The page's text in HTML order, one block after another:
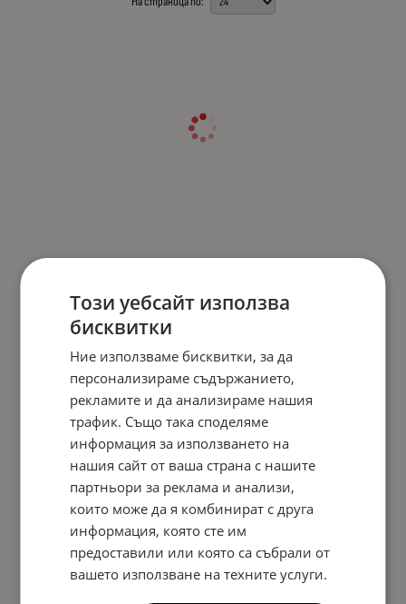
Този уебсайт използва
бисквитки
Ние използваме бисквитки, за да
персонализираме съдържанието,
рекламите и да анализираме нашия
трафик. Също така споделяме
информация за използването на
нашия сайт от ваша страна с нашите
партньори за реклама и анализи,
които може да я комбинират с друга
информация, която сте им
предоставили или която са събрали от
вашето използване на техните услуги.